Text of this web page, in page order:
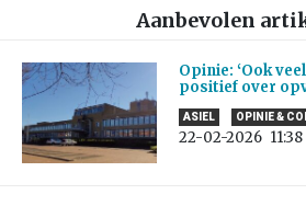
Aanbevolen
Opinie: ‘Ook
positief over
ASIEL OPINIE &
22-02-2026 11:38